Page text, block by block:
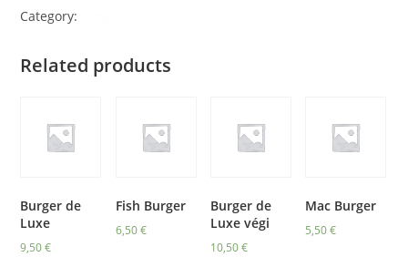
Category:
Related products
Burger de
Luxe
9,50€
Fish Burger
6,50€
Burger de
Luxe végi
10,50€
Mac Burger
5,50€